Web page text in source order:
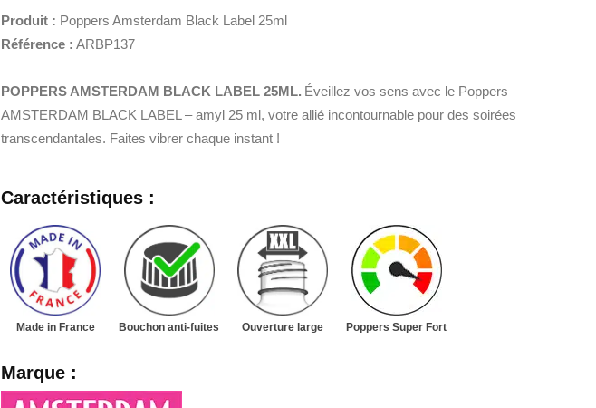
Label
25ml
Produit : Poppers Amsterdam Black Label 25ml
Référence : ARBP137
POPPERS AMSTERDAM BLACK LABEL 25ML. Éveillez vos sens avec le Poppers
AMSTERDAM BLACK LABEL – amyl 25 ml, votre allié incontournable pour des soirées
transcendantales. Faites vibrer chaque instant !
Caractéristiques :
Made in France Bouchon anti-fuites Ouverture large Poppers Super Fort
Marque :